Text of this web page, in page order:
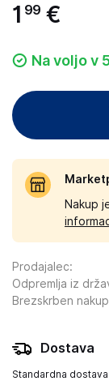
1 99 €
Na voljo v
Nakup
Prodajalec:
Odpremlja iz
Brezskrben nakup
Dostava
Standardna dostava